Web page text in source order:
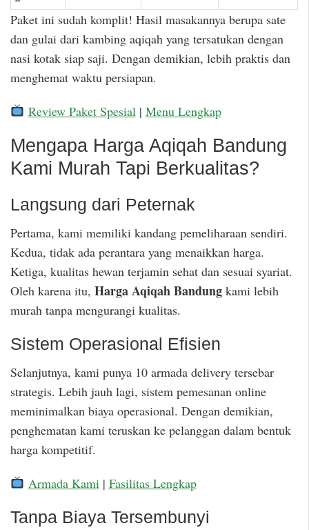
Paket ini sudah komplit! Hasil masakannya berupa sate
dan gulai dari kambing aqiqah yang tersatukan dengan
nasi kotak siap saji. Dengan demikian, lebih praktis dan
menghemat waktu persiapan.
Review Paket Spesial | Menu Lengkap
Mengapa Harga Aqiqah Bandung
Kami Murah Tapi Berkualitas?
Langsung dari Peternak
Pertama, kami memiliki kandang pemeliharaan sendiri.
Kedua, tidak ada perantara yang menaikkan harga.
Ketiga, kualitas hewan terjamin sehat dan sesuai syariat.
Oleh karena itu, Harga Aqiqah Bandung kami lebih
murah tanpa mengurangi kualitas.
Sistem Operasional Efisien
Selanjutnya, kami punya 10 armada delivery tersebar
strategis. Lebih jauh lagi, sistem pemesanan online
meminimalkan biaya operasional. Dengan demikian,
penghematan kami teruskan ke pelanggan dalam bentuk
harga kompetitif.
Armada Kami | Fasilitas Lengkap
Tanpa Biaya Tersembunyi